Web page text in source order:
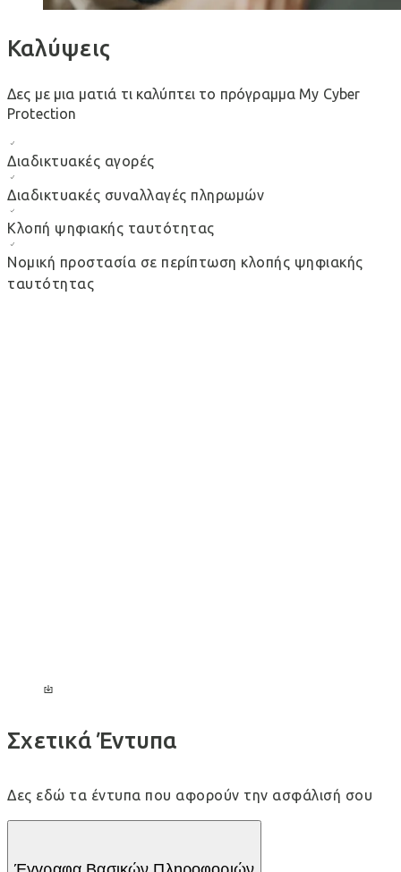
Καλύψεις
Δες με μια ματιά τι καλύπτει το πρόγραμμα My Cyber
Protection
Διαδικτυακές αγορές
Διαδικτυακές συναλλαγές πληρωμών
Κλοπή ψηφιακής ταυτότητας
Νομική προστασία σε περίπτωση κλοπής ψηφιακής
ταυτότητας
Σχετικά Έντυπα
Δες εδώ τα έντυπα που αφορούν την ασφάλισή σου